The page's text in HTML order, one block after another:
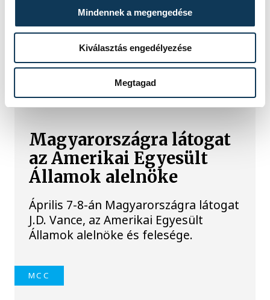
Mindennek a megengedése
Kiválasztás engedélyezése
Megtagad
Az Egyesült Államok megkötötte a
megállapodást Iránnal a konfliktus
lezárásáról - jelentette be Donald
Trump amerikai elnök vasárnap.
KÖZÉLET
Magyarországra látogat
az Amerikai Egyesült
Államok alelnöke
Április 7-8-án Magyarországra látogat
J.D. Vance, az Amerikai Egyesült
Államok alelnöke és felesége.
MCC